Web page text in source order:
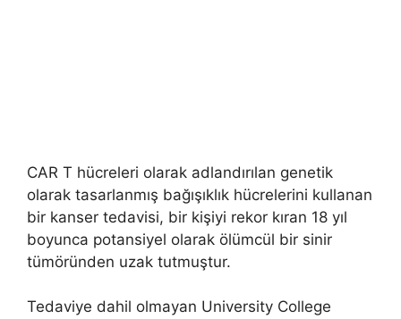
CAR T hücreleri olarak adlandırılan genetik
olarak tasarlanmış bağışıklık hücrelerini kullanan
bir kanser tedavisi, bir kişiyi rekor kıran 18 yıl
boyunca potansiyel olarak ölümcül bir sinir
tümöründen uzak tutmuştur.
Tedaviye dahil olmayan University College